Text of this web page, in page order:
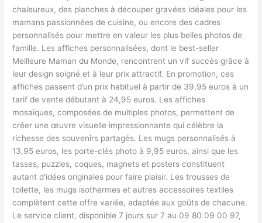
chaleureux, des planches à découper gravées idéales pour les
mamans passionnées de cuisine, ou encore des cadres
personnalisés pour mettre en valeur les plus belles photos de
famille. Les affiches personnalisées, dont le best-seller
Meilleure Maman du Monde, rencontrent un vif succès grâce à
leur design soigné et à leur prix attractif. En promotion, ces
affiches passent d’un prix habituel à partir de 39,95 euros à un
tarif de vente débutant à 24,95 euros. Les affiches
mosaïques, composées de multiples photos, permettent de
créer une œuvre visuelle impressionnante qui célèbre la
richesse des souvenirs partagés. Les mugs personnalisés à
13,95 euros, les porte-clés photo à 9,95 euros, ainsi que les
tasses, puzzles, coques, magnets et posters constituent
autant d’idées originales pour faire plaisir. Les trousses de
toilette, les mugs isothermes et autres accessoires textiles
complètent cette offre variée, adaptée aux goûts de chacune.
Le service client, disponible 7 jours sur 7 au 09 80 09 00 97,